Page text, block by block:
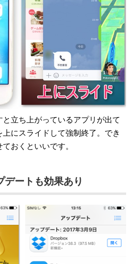
立ち上がっているアプリが出て
上にスライドして強制終了。でき
おくといいです。
デートも効果あり